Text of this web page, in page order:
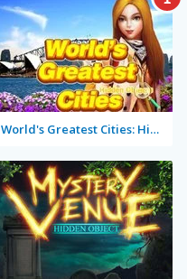
World's Greatest Cities: Hidden Objects